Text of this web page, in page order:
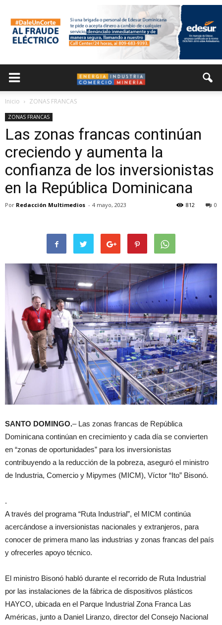
Inicio ZONAS FRANCAS
ZONAS FRANCAS
Las zonas francas continúan
creciendo y aumenta la
confianza de los inversionistas
en la República Dominicana
Por Redacción Multimedios - 4 mayo, 2023 0
812
SANTO DOMINGO.– Las zonas francas de República
Dominicana continúan en crecimiento y cada día se convierten
en “zonas de oportunidades” para los inversionistas
contribuyendo a la reducción de la pobreza, aseguró el ministro
de Industria, Comercio y Mipymes (MICM), Víctor “Ito” Bisonó.
.
A través del programa “Ruta Industrial”, el MICM continúa
acercándose a inversionistas nacionales y extranjeros, para
conocer de primera mano las industrias y zonas francas del país
y ofrecerles apoyo técnico.
El ministro Bisonó habló durante el recorrido de Ruta Industrial
por las instalaciones de la fábrica de dispositivos plásticos
HAYCO, ubicada en el Parque Industrial Zona Franca Las
Américas, junto a Daniel Liranzo, director del Consejo Nacional